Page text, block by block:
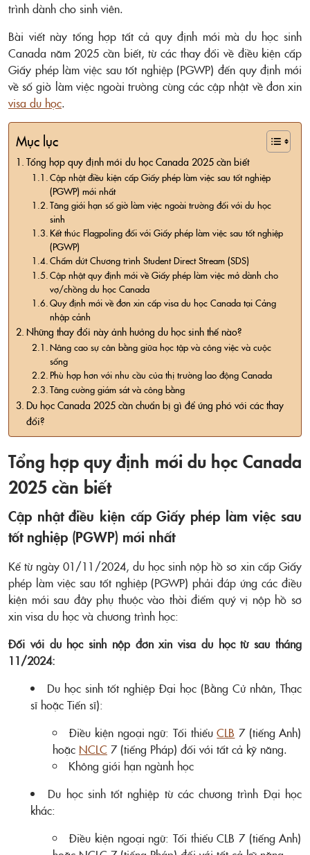
trình dành cho sinh viên.
Bài viết này tổng hợp tất cả quy định mới mà du học sinh
Canada năm 2025 cần biết, từ các thay đổi về điều kiện cấp
Giấy phép làm việc sau tốt nghiệp (PGWP) đến quy định mới
về số giờ làm việc ngoài trường cùng các cập nhật về đơn xin
visa du học.
Mục lục
Tổng hợp quy định mới du học Canada 2025 cần biết
Cập nhật điều kiện cấp Giấy phép làm việc sau tốt nghiệp
(PGWP) mới nhất
Tăng giới hạn số giờ làm việc ngoài trường đối với du học
sinh
Kết thúc Flagpoling đối với Giấy phép làm việc sau tốt nghiệp
(PGWP)
Chấm dứt Chương trình Student Direct Stream (SDS)
Cập nhật quy định mới về Giấy phép làm việc mở dành cho
vợ/chồng du học Canada
Quy định mới về đơn xin cấp visa du học Canada tại Cảng
nhập cảnh
Những thay đổi này ảnh hưởng du học sinh thế nào?
Nâng cao sự cân bằng giữa học tập và công việc và cuộc
sống
Phù hợp hơn với nhu cầu của thị trường lao động Canada
Tăng cường giám sát và công bằng
Du học Canada 2025 cần chuẩn bị gì để ứng phó với các thay
đổi?
Tổng hợp quy định mới du học Canada
2025 cần biết
Cập nhật điều kiện cấp Giấy phép làm việc sau
tốt nghiệp (PGWP) mới nhất
Kể từ ngày 01/11/2024, du học sinh nộp hồ sơ xin cấp Giấy
phép làm việc sau tốt nghiệp (PGWP) phải đáp ứng các điều
kiện mới sau đây phụ thuộc vào thời điểm quý vị nộp hồ sơ
xin visa du học và chương trình học:
Đối với du học sinh nộp đơn xin visa du học từ sau tháng
11/2024:
Du học sinh tốt nghiệp Đại học (Bằng Cử nhân, Thạc
sĩ hoặc Tiến sĩ):
Điều kiện ngoại ngữ: Tối thiểuCLB 7 (tiếng Anh)
hoặc NCLC 7 (tiếng Pháp) đối với tất cả kỹ năng.
Không giới hạn ngành học
Du học sinh tốt nghiệp từ các chương trình Đại học
khác:
Điều kiện ngoại ngữ: Tối thiểu CLB 7 (tiếng Anh)